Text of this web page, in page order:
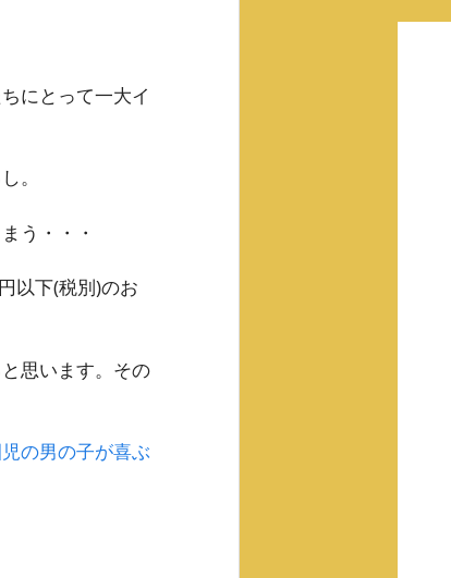
にとって一大イ
。
う・・・
以下(税別)のお
思います。その
の男の子が喜ぶ